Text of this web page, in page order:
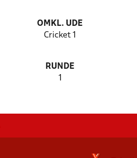
OMKL. UDE
Cricket 1
RUNDE
1